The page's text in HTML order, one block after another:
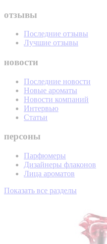
отзывы
Последние отзывы
Лучшие отзывы
новости
Последние новости
Новые ароматы
Новости компаний
Интервью
Статьи
персоны
Парфюмеры
Дизайнеры флаконов
Лица ароматов
Показать все разделы